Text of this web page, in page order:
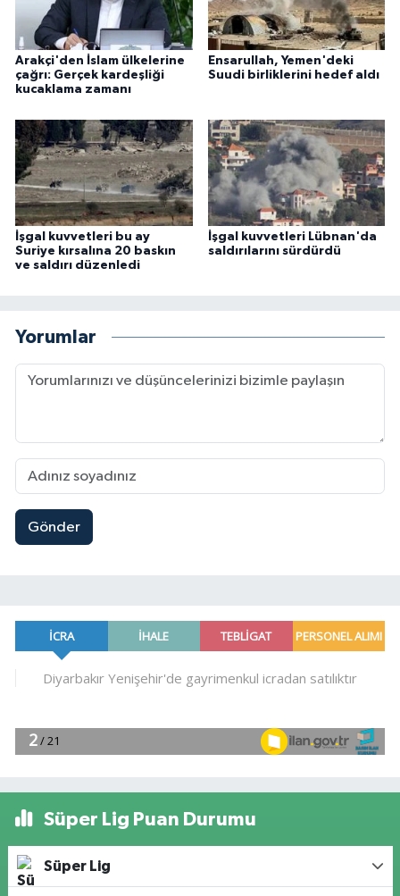
Arakçi'den İslam ülkelerine
çağrı: Gerçek kardeşliği
kucaklama zamanı
Ensarullah, Yemen'deki
Suudi birliklerini hedef aldı
İşgal kuvvetleri bu ay
Suriye kırsalına 20 baskın
ve saldırı düzenledi
İşgal kuvvetleri Lübnan'da
saldırılarını sürdürdü
Yorumlar
Gönder
Süper Lig Puan Durumu
Süper Lig